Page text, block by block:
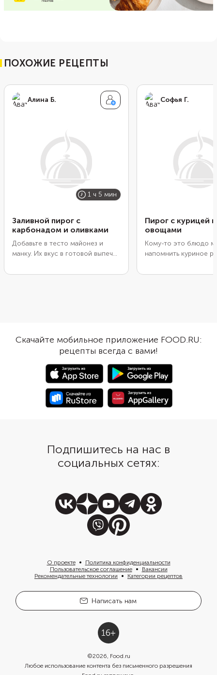
ПОХОЖИЕ РЕЦЕПТЫ
Алина Б.
1 ч 5 мин
Заливной пирог с
карбонадом и оливками
Добавьте в тесто майонез и
манку. Их вкус в готовой выпечке
сделают тесто мягким, а
Софья Г.
Пирог с курицей и
овощами
Кому-то это блюдо
напомнить куриное
приготовления
растеклась, ее
уварить перед
чтобы сэкономить
возьмите уже
бездрожжевое тесто.
Скачайте мобильное приложение FOOD.RU:
рецепты всегда с вами!
Подпишитесь на нас в
социальных сетях:
О проекте
Политика конфиденциальности
Пользовательское соглашение
Вакансии
Рекомендательные технологии
Категории рецептов
Написать нам
©2026, Food.ru
Любое использование контента без письменного разрешения